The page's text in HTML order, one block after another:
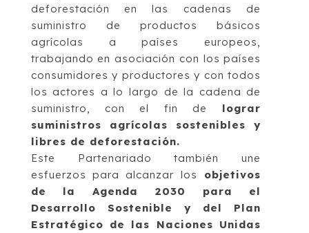
deforestación en las cadenas de
suministro de productos básicos
agrícolas a países europeos,
trabajando en asociación con los países
consumidores y productores y con todos
los actores a lo largo de la cadena de
suministro, con el fin de
lograr
suministros agrícolas sostenibles y
libres de deforestación.
Este Partenariado también une
esfuerzos para alcanzar los objetivos
de la Agenda 2030 para el
Desarrollo Sostenible y del Plan
Estratégico de las Naciones Unidas